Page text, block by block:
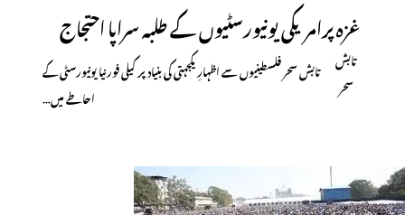
غزہ پرامریکی یونیورسٹیوں کے طلبہ سراپا احتجاج
تابش
سحر
تابش سحر فلسطینیوں سے اظہارِ یکجہتی کی بنیاد پر کیلی فورنیا یونیورسٹی کے
احاطے میں…